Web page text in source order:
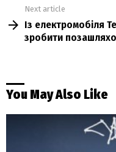
Next article
Із електромобіля
зробити
You May Also Like